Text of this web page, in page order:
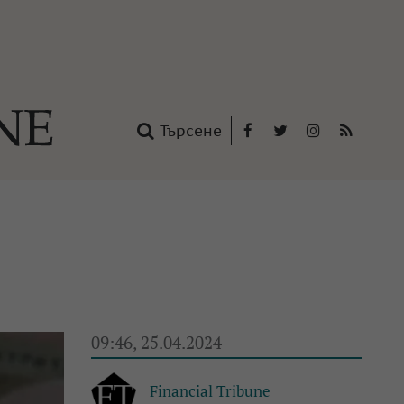
Търсене
09:46, 25.04.2024
Financial Tribune